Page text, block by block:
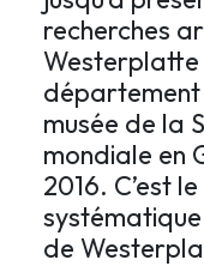
recherches
Westerplatte
département
musée de la
mondiale en
2016. C’est
de